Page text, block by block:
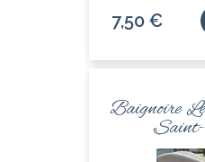
7,50 €
Baignoire